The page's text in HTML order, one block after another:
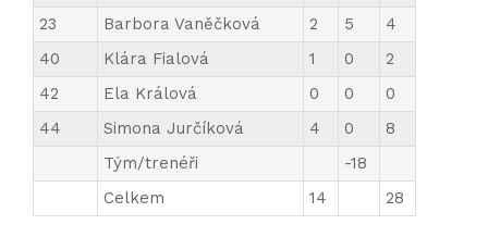
23
Barbora Vaněčková 2 5
4
40
Klára Fialová 1 0
2
42
Ela Králová 0 0
0
44
Simona Jurčíková 4 0
8
Tým/trenéři
-18
Celkem
14 28